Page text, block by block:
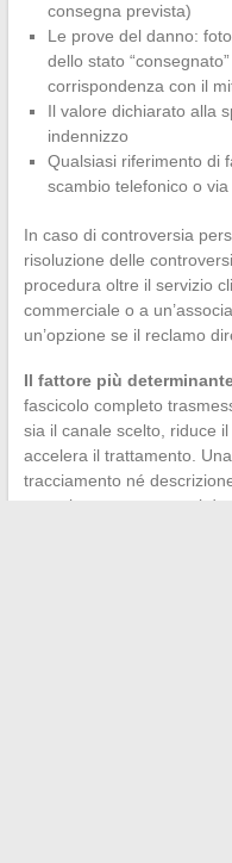
consegna prevista)
Le prove del danno:
dello stato
corrispondenza con il
Il valore dichiarato alla
indennizzo
Qualsiasi riferimento di
scambio telefonico o via
In caso di controversia
risoluzione delle
procedura oltre il servizio
commerciale o a
un’opzione se il reclamo
Il fattore più
fascicolo completo
sia il canale scelto, riduce
accelera il trattamento.
tracciamento né
consulente a porre ogni